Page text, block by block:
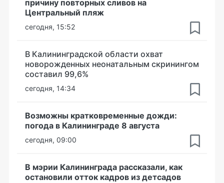
причину повторных сливов на
Центральный пляж
сегодня, 15:52
В Калининградской области охват
новорожденных неонатальным скринингом
составил 99,6%
сегодня, 14:34
Возможны кратковременные дожди:
погода в Калининграде 8 августа
сегодня, 09:00
В мэрии Калининграда рассказали, как
остановили отток кадров из детсадов